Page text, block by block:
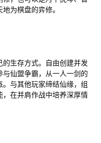
为棋盘的弈修。
生存方式。自由创建并发
仙盟争霸，从一人一剑的
与其他玩家缔结仙缘，组
在并肩作战中培养深厚情